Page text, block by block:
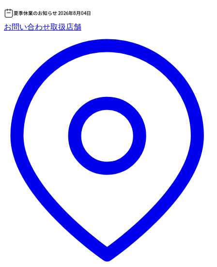
ン
ス
キッ
夏季休業のお知らせ 2026年8月04日
お問い合わせ取扱店舗